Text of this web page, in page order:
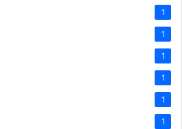
1
1
1
1
1
1